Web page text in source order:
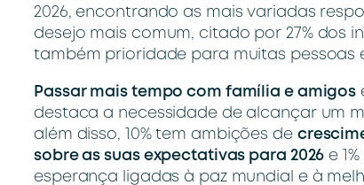
2026, encontrando as mais variadas
desejo mais comum, citado por 27% dos
também prioridade para muitas pessoas
Passar mais tempo com família e amigos
destaca a necessidade de alcançar um
além disso, 10% tem ambições de
sobre as suas expectativas para 2026 e 1%
esperança ligadas à paz mundial e à